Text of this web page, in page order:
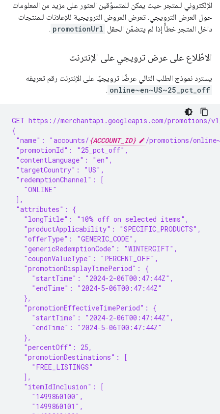
الإلكتروني للمتجر حيث يمكن للمتسوّقين العثور على مزيد من المعلومات
حول العرض الترويجي. تعرض العروض الترويجية للإعلانات للمنتجات
داخل المتجر خطأً إذا لم يتضمّن الحقل promotionUrl
.
الاطّلاع على عرض ترويجي على الإنترنت
يسترد نموذج الطلب التالي عرضًا ترويجيًا على الإنترنت رقم تعريفه
online~en~US~25_pct_off
.
GET https://merchantapi.googleapis.com/promotions/
{
"name": "accounts/ {ACCOUNT_ID}
/promotions/
"promotionId": "25_pct_off",
"contentLanguage": "en",
"targetCountry": "US",
"redemptionChannel": [
   "ONLINE"
],
"attributes": {
   "longTitle": "10% off on selected items",
   "productApplicability": "SPECIFIC_PRODUCTS",
   "offerType": "GENERIC_CODE",
   "genericRedemptionCode": "WINTERGIFT",
   "couponValueType": "PERCENT_OFF",
   "promotionDisplayTimePeriod": {
     "startTime": "2024-2-06T00:47:44Z",
     "endTime": "2024-5-06T00:47:44Z"
   },
   "promotionEffectiveTimePeriod": {
     "startTime": "2024-2-06T00:47:44Z",
     "endTime": "2024-5-06T00:47:44Z"
   },
   "percentOff": 25,
   "promotionDestinations": [
     "FREE_LISTINGS"
   ],
   "itemIdInclusion": [
     "1499860100",
     "1499860101",